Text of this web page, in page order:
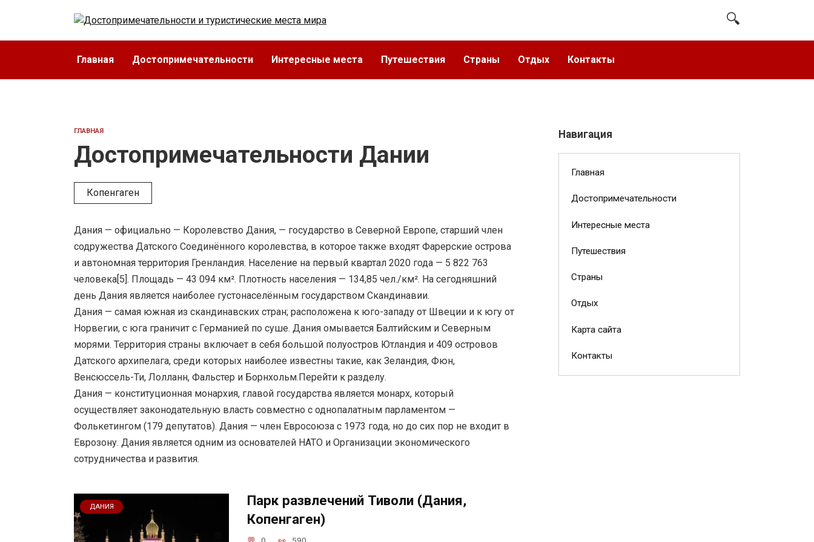
Главная Достопримечательности Интересные места Путешествия Страны Отдых Контакты
ГЛАВНАЯ
Достопримечательности Дании
Копенгаген
Дания — официально — Королевство Дания, — государство в Северной Европе, старший член
содружества Датского Соединённого королевства, в которое также входят Фарерские острова
и автономная территория Гренландия. Население на первый квартал 2020 года — 5 822 763
человека[5]. Площадь — 43 094 км². Плотность населения — 134,85 чел./км². На сегодняшний
день Дания является наиболее густонаселённым государством Скандинавии.
Дания — самая южная из скандинавских стран; расположена к юго-западу от Швеции и к югу от
Норвегии, с юга граничит с Германией по суше. Дания омывается Балтийским и Северным
морями. Территория страны включает в себя большой полуостров Ютландия и 409 островов
Датского архипелага, среди которых наиболее известны такие, как Зеландия, Фюн,
Венсюссель-Ти, Лолланн, Фальстер и Борнхольм.Перейти к разделу.
Дания — конституционная монархия, главой государства является монарх, который
осуществляет законодательную власть совместно с однопалатным парламентом —
Фолькетингом (179 депутатов). Дания — член Евросоюза с 1973 года, но до сих пор не входит в
Еврозону. Дания является одним из основателей НАТО и Организации экономического
сотрудничества и развития.
ДАНИЯ
Парк развлечений Тиволи (Дания,
Копенгаген)
Навигация
Главная
Достопримечательности
Интересные места
Путешествия
Страны
Отдых
Карта сайта
Контакты